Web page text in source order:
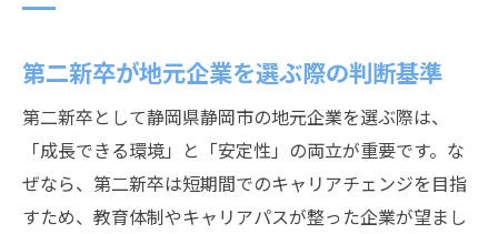
第二新卒が地元企業を選ぶ際の判断基準
第二新卒として静岡県静岡市の地元企業を選ぶ際は、
「成長できる環境」と「安定性」の両立が重要です。な
ぜなら、第二新卒は短期間でのキャリアチェンジを目指
すため、教育体制やキャリアパスが整った企業が望まし